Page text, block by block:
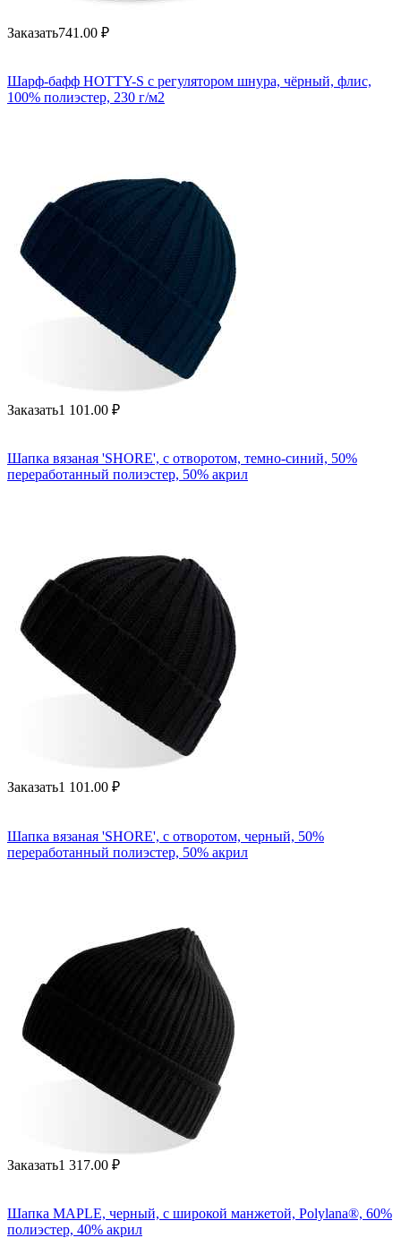
Заказать741.00 ₽
Шарф-бафф HOTTY-S с регулятором шнура, чёрный, флис,
100% полиэстер, 230 г/м2
Заказать1 101.00 ₽
Шапка вязаная 'SHORE', с отворотом, темно-синий, 50%
переработанный полиэстер, 50% акрил
Заказать1 101.00 ₽
Шапка вязаная 'SHORE', с отворотом, черный, 50%
переработанный полиэстер, 50% акрил
Заказать1 317.00 ₽
Шапка MAPLE, черный, с широкой манжетой, Polylana®, 60%
полиэстер, 40% акрил